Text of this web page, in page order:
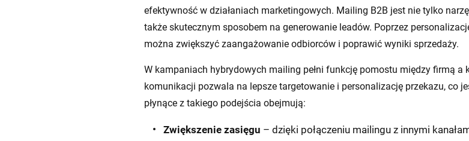
efektywność w działaniach marketingowych. Mailing B2B jest nie tylko
także skutecznym sposobem na generowanie leadów. Poprzez
można zwiększyć zaangażowanie odbiorców i poprawić wyniki sprzedaży.
W kampaniach hybrydowych mailing pełni funkcję pomostu między firmą a
komunikacji pozwala na lepsze targetowanie i personalizację przekazu, co
płynące z takiego podejścia obejmują:
Zwiększenie zasięgu – dzięki połączeniu mailingu z innymi